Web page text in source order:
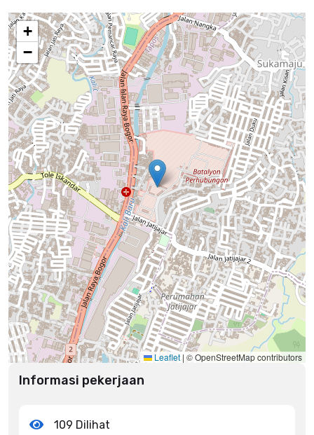
+
−
Leaflet | © OpenStreetMap contributors
Informasi pekerjaan
109 Dilihat